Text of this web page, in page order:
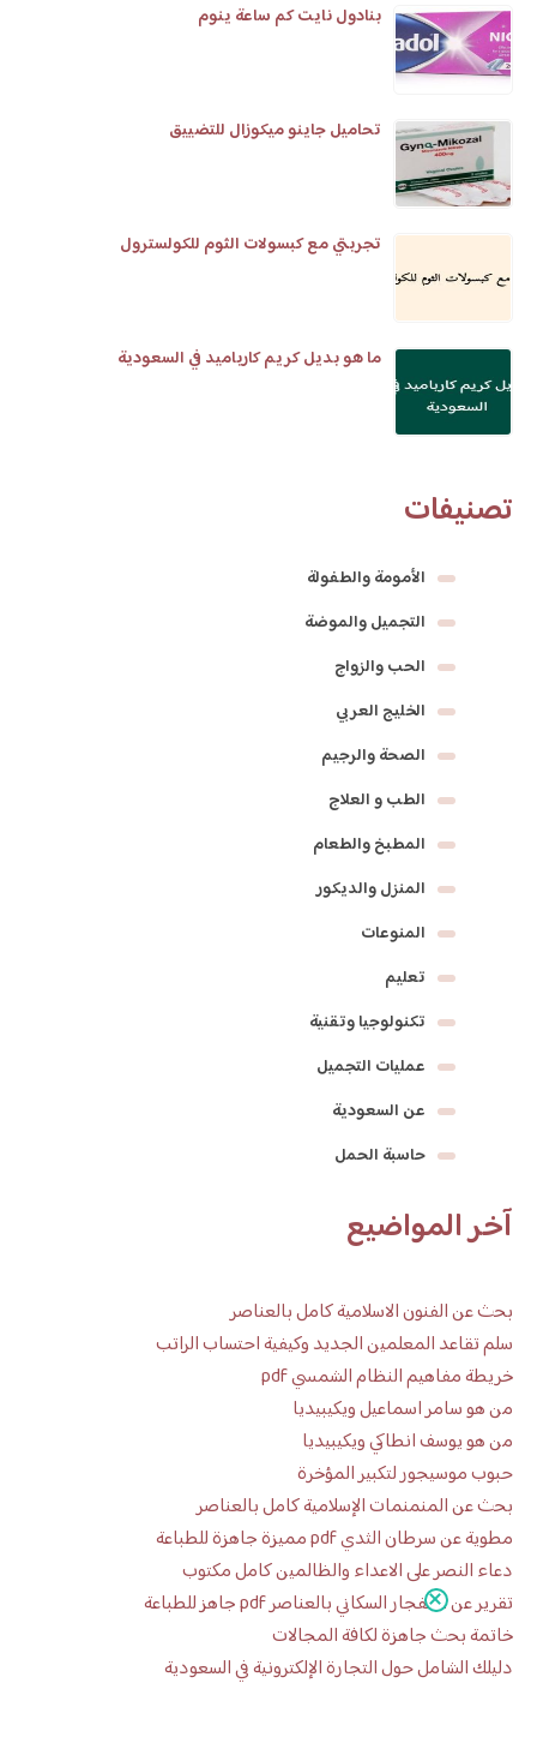
بنادول نايت كم ساعة ينوم
تحاميل جاينو ميكوزال للتضييق
تجربتي مع كبسولات الثوم للكولسترول
ما هو بديل كريم كارباميد في السعودية
تصنيفات
الأمومة والطفولة
التجميل والموضة
الحب والزواج
الخليج العربي
الصحة والرجيم
الطب و العلاج
المطبخ والطعام
المنزل والديكور
المنوعات
تعليم
تكنولوجيا وتقنية
عمليات التجميل
عن السعودية
حاسبة الحمل
آخر المواضيع
بحث عن الفنون الاسلامية كامل بالعناصر
سلم تقاعد المعلمين الجديد وكيفية احتساب الراتب
خريطة مفاهيم النظام الشمسي pdf
من هو سامر اسماعيل ويكيبيديا
من هو يوسف انطاكي ويكيبيديا
حبوب موسيجور لتكبير المؤخرة
بحث عن المنمنمات الإسلامية كامل بالعناصر
مطوية عن سرطان الثدي pdf مميزة جاهزة للطباعة
دعاء النصر على الاعداء والظالمين كامل مكتوب
تقرير عن الانفجار السكاني بالعناصر pdf جاهز للطباعة
خاتمة بحث جاهزة لكافة المجالات
دليلك الشامل حول التجارة الإلكترونية في السعودية